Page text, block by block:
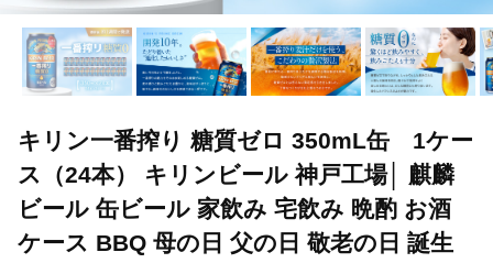
キリン一番搾り 糖質ゼロ 350mL缶 1ケー
ス（24本） キリンビール 神戸工場│ 麒麟
ビール 缶ビール 家飲み 宅飲み 晩酌 お酒
ケース BBQ 母の日 父の日 敬老の日 誕生